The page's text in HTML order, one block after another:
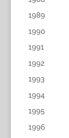
1989
1990
1991
1992
1993
1994
1995
1996